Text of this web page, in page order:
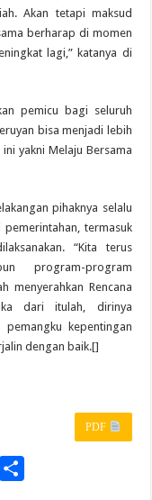
Akan tetapi maksud
berharap di momen
lagi,” katanya di
pemicu bagi seluruh
bisa menjadi lebih
yakni Melaju Bersama
pihaknya selalu
termasuk
“Kita terus
program-program
menyerahkan Rencana
dari itulah, dirinya
kepentingan
dengan baik.[]
PDF